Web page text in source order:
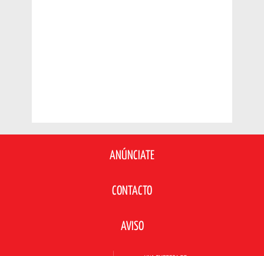
ANÚNCIATE
CONTACTO
AVISO